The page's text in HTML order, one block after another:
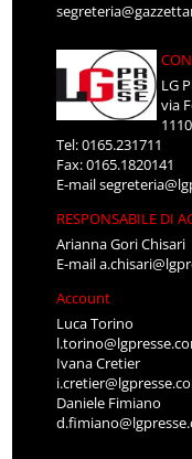
LG
via
Tel: 0165.231711
Fax: 0165.1820141
E-mail
RESPONSABILE DI
Arianna Gori Chisari
E-mail
Account
Luca Torino
Ivana Cretier
Daniele Fimiano